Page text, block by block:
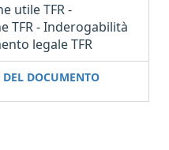
utile TFR -
TFR - Inderogabilità
legale TFR
DOCUMENTO